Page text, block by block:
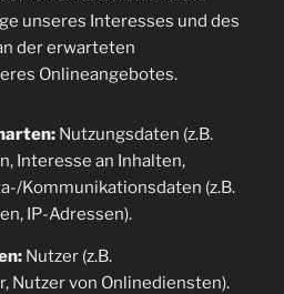
unseres Interesses und des
der erwarteten
Onlineangebotes.
Nutzungsdaten (z.B.
Interesse an Inhalten,
Kommunikationsdaten (z.B.
IP-Adressen).
Nutzer (z.B.
Nutzer von Onlinediensten).